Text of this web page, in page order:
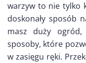
warzyw to nie tylko
doskonały sposób
masz duży
sposoby, które
w zasięgu ręki.